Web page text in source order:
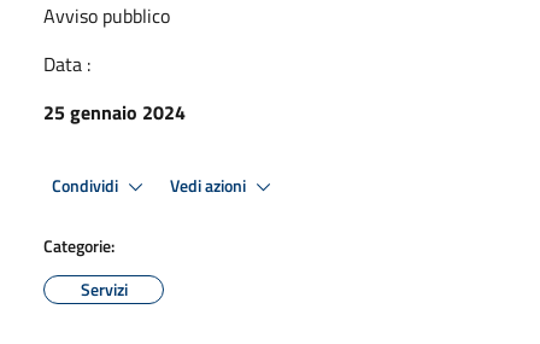
Avviso pubblico
Data :
25 gennaio 2024
Condividi Vedi azioni
Categorie:
Servizi